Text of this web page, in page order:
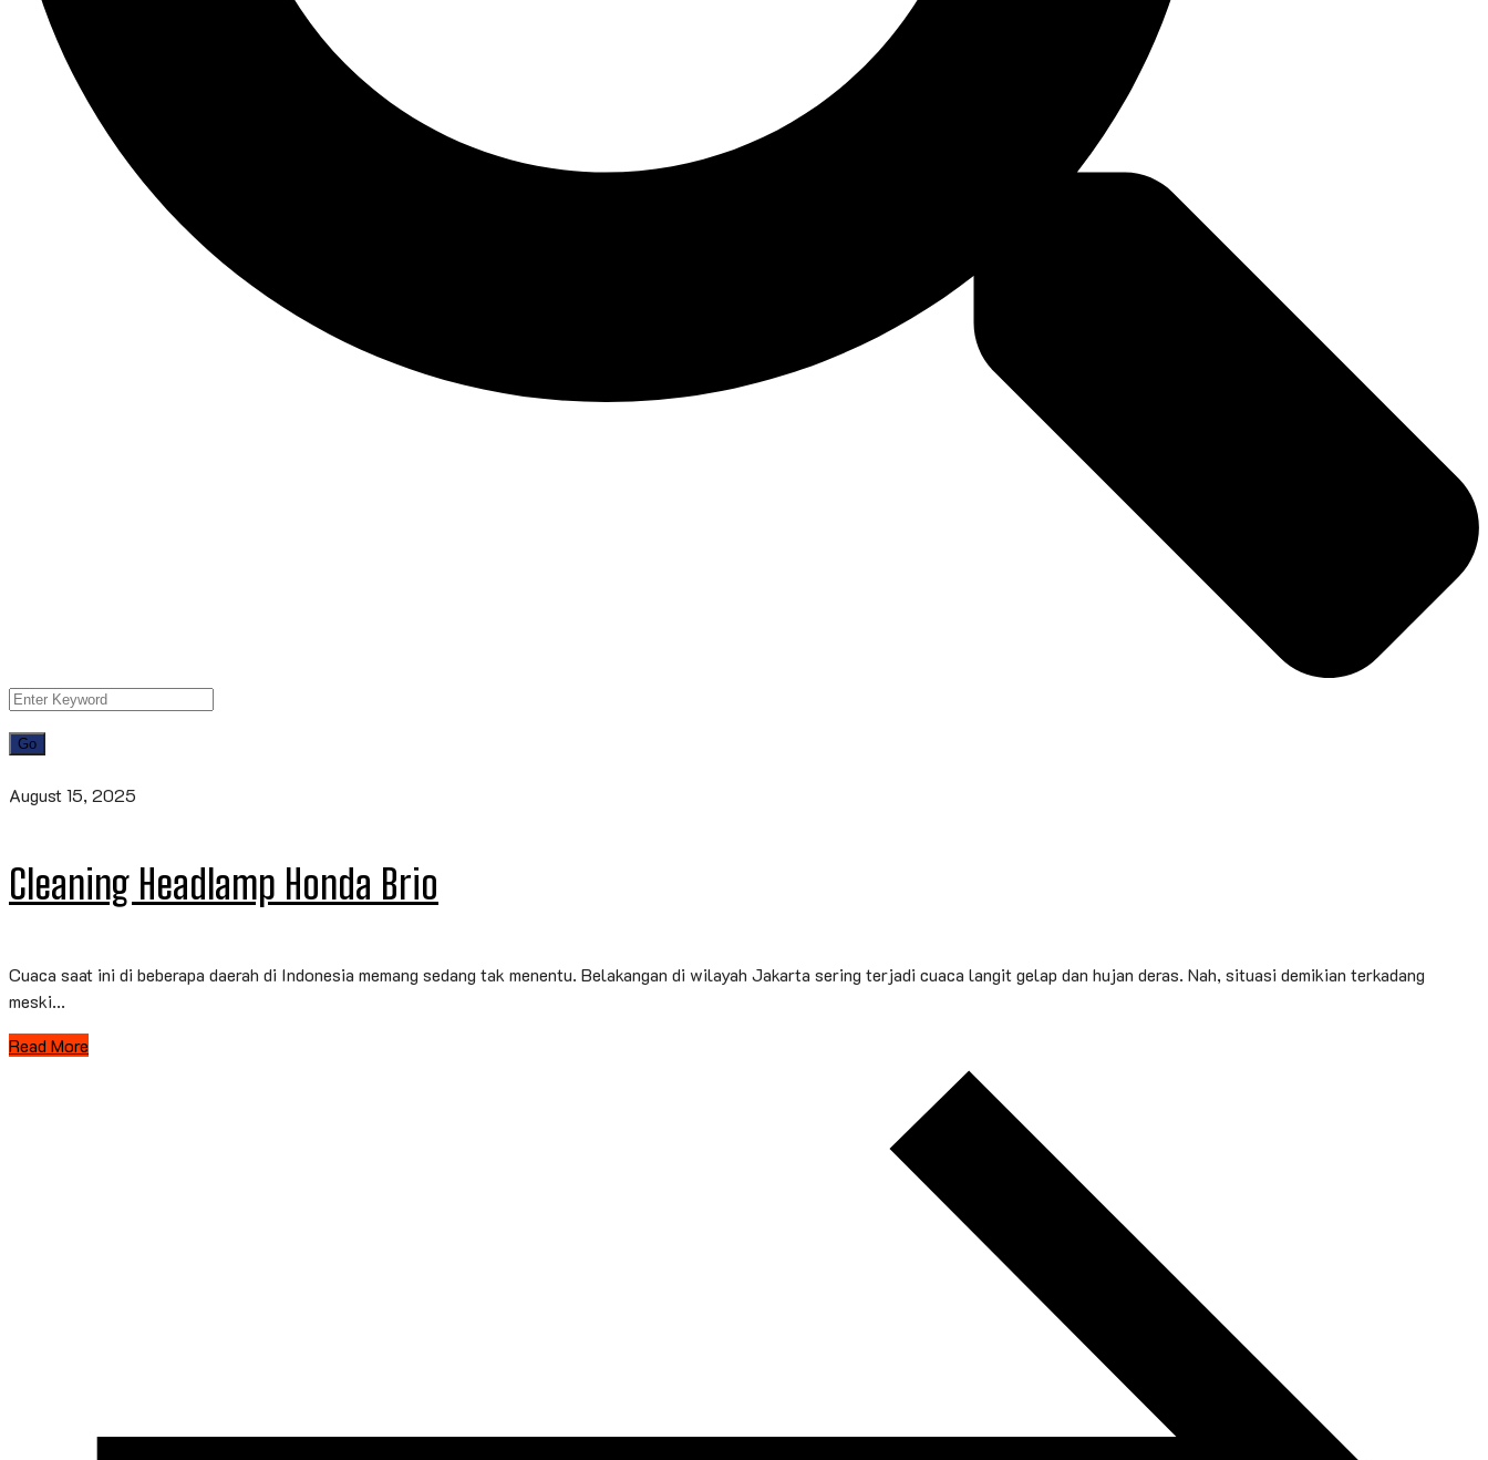
August 15, 2025
Cleaning Headlamp Honda Brio
Cuaca saat ini di beberapa daerah di Indonesia memang sedang tak menentu. Belakangan di wilayah Jakarta sering terjadi cuaca langit gelap dan hujan deras. Nah, situasi demikian terkadang
meski...
Read More